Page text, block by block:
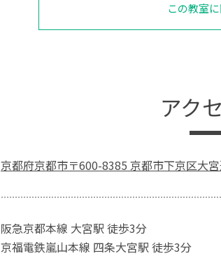
この教室
アク
京都府京都市〒600-8385 京都市下京区大
阪急京都本線 大宮駅 徒歩3分
京福電鉄嵐山本線 四条大宮駅 徒歩3分